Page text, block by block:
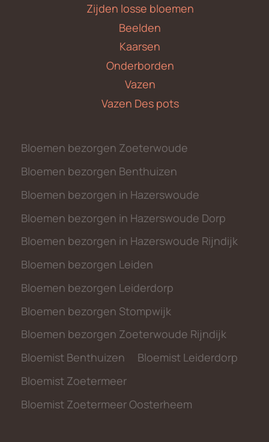
Zijden losse bloemen
Beelden
Kaarsen
Onderborden
Vazen
Vazen Des pots
Bloemen bezorgen Zoeterwoude
Bloemen bezorgen Benthuizen
Bloemen bezorgen in Hazerswoude
Bloemen bezorgen in Hazerswoude Dorp
Bloemen bezorgen in Hazerswoude Rijndijk
Bloemen bezorgen Leiden
Bloemen bezorgen Leiderdorp
Bloemen bezorgen Stompwijk
Bloemen bezorgen Zoeterwoude Rijndijk
Bloemist Benthuizen
Bloemist Leiderdorp
Bloemist Zoetermeer
Bloemist Zoetermeer Oosterheem